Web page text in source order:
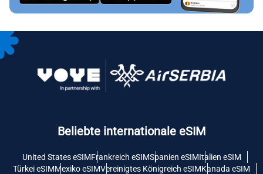
Beliebte internationale eSIM
United States eSIMFrankreich eSIMSpanien eSIMItalien eSIM
Türkei eSIMMexiko eSIMVereinigtes Königreich eSIMKanada eSIM